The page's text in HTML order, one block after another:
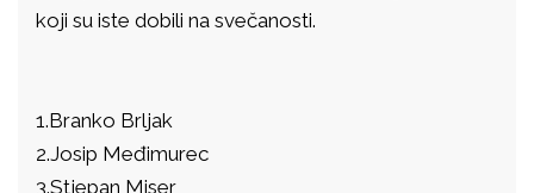
koji su iste dobili na svečanosti.
1.Branko Brljak
2.Josip Međimurec
3.Stjepan Miser